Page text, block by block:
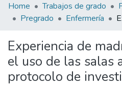
Inicio
Web
Unisanitas
Home Trabajos de grado
Pregrado
Enfermería
Experiencia de
el uso de las salas
protocolo de